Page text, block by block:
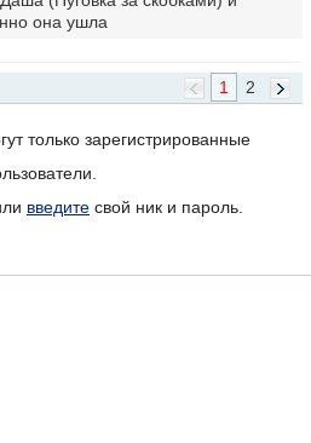
она ушла
2
1
только зарегистрированные
введите свой ник и пароль.